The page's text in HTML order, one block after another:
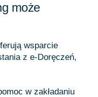
może
wsparcie
z e-Doręczeń,
w zakładaniu